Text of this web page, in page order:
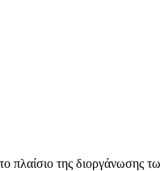
πλαίσιο της διοργάνωσης